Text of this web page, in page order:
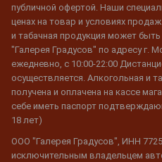
публичной офертой. Наши
ценах на товар и условиях
и табачная продукция может
"Галерея Градусов" по адресу г.
ежедневно, с 10:00-22:00
осуществляется. Алкогольная и
получена и оплачена на кассе
себе иметь паспорт
18 лет)
ООО "Галерея Градусов", ИНН
исключительным владельцем